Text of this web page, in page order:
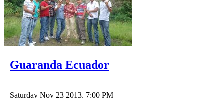
Guaranda Ecuador
Saturday Nov 23 2013, 7:00 PM